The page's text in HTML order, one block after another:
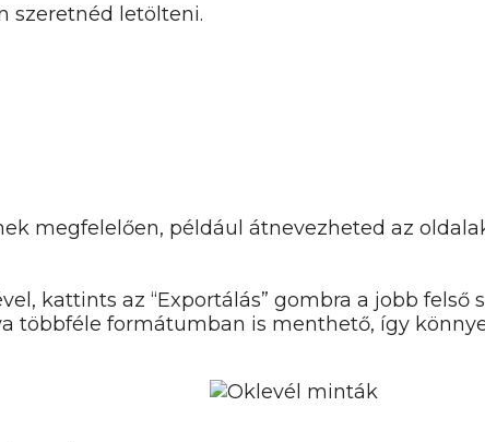
szeretnéd letölteni.
megfelelően, például átnevezheted az
kattints az “Exportálás” gombra a jobb
többféle formátumban is menthető, így